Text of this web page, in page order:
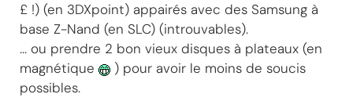
£ !) (en 3DXpoint) appairés avec des Samsung à
base Z-Nand (en SLC) (introuvables).
... ou prendre 2 bon vieux disques à plateaux (en
magnétique
) pour avoir le moins de soucis
possibles.